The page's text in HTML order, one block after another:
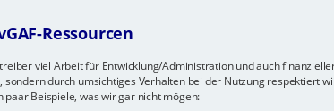
Ressourcen
viel Arbeit für Entwicklung/Administration und auch
durch umsichtiges Verhalten bei der Nutzung respektiert
Beispiele, was wir gar nicht mögen: